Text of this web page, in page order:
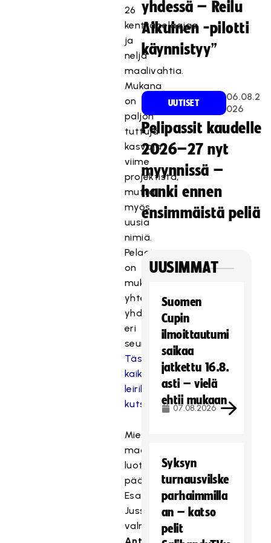
26
kenttäpelaajaa
ja
neljä
maalivahtia.
Mukana
on
paljon
tuttuja
kasvoja
viime
projektista,
mutta
myös
uusia
nimiä.
Pelaajia
on
mukana
yhteensä
yhdeksästä
eri
seurajoukkueesta.
Tässä
kaikki
leirille
kutsutut.
Miesten
maajoukkuetta
luotsaavat
päävalmentaja
Esa
Jussila,
valmentajat
yhdessä – Reilu
Aikuinen -pilotti
käynnistyy”
UUTISET
06.08.2
026
Pelipassit kaudelle
2026–27 nyt
myynnissä –
hanki ennen
ensimmäistä peliä
UUSIMMAT
Suomen
Cupin
ilmoittautumi
saikaa
jatkettu 16.8.
asti – vielä
ehtii mukaan
07.08.2026
Syksyn
turnausvilske
parhaimmilla
an – katso
pelit